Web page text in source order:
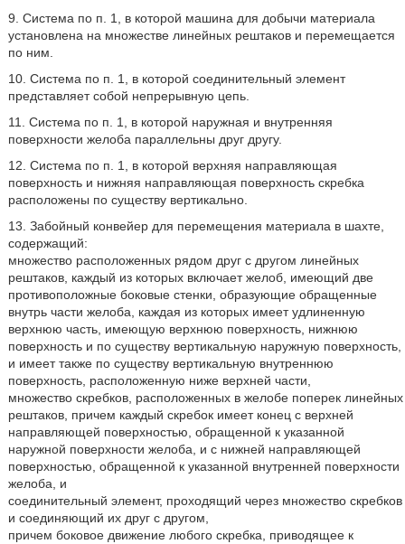
9. Система по п. 1, в которой машина для добычи материала
установлена на множестве линейных рештаков и перемещается
по ним.
10. Система по п. 1, в которой соединительный элемент
представляет собой непрерывную цепь.
11. Система по п. 1, в которой наружная и внутренняя
поверхности желоба параллельны друг другу.
12. Система по п. 1, в которой верхняя направляющая
поверхность и нижняя направляющая поверхность скребка
расположены по существу вертикально.
13. Забойный конвейер для перемещения материала в шахте,
содержащий:
множество расположенных рядом друг с другом линейных
рештаков, каждый из которых включает желоб, имеющий две
противоположные боковые стенки, образующие обращенные
внутрь части желоба, каждая из которых имеет удлиненную
верхнюю часть, имеющую верхнюю поверхность, нижнюю
поверхность и по существу вертикальную наружную поверхность,
и имеет также по существу вертикальную внутреннюю
поверхность, расположенную ниже верхней части,
множество скребков, расположенных в желобе поперек линейных
рештаков, причем каждый скребок имеет конец с верхней
направляющей поверхностью, обращенной к указанной
наружной поверхности желоба, и с нижней направляющей
поверхностью, обращенной к указанной внутренней поверхности
желоба, и
соединительный элемент, проходящий через множество скребков
и соединяющий их друг с другом,
причем боковое движение любого скребка, приводящее к